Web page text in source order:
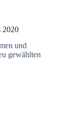
2020
und
gewählten